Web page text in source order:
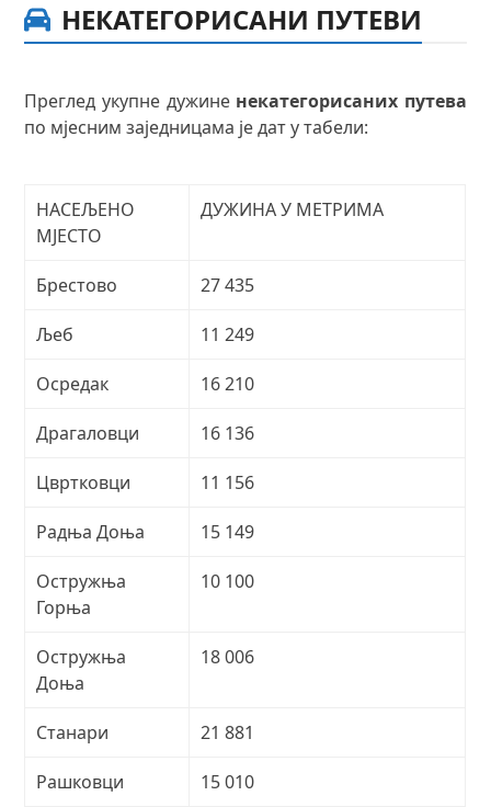
НЕКАТЕГОРИСАНИ ПУТЕВИ
Преглед укупне дужине некатегорисаних путева
по мјесним заједницама је дат у табели:
НАСЕЉЕНО
МЈЕСТО
ДУЖИНА У МЕТРИМА
Брестово 27 435
Љеб 11 249
Осредак 16 210
Драгаловци 16 136
Цвртковци 11 156
Радња Доња 15 149
Остружња
Горња
10 100
Остружња
Доња
18 006
Станари 21 881
Рашковци 15 010